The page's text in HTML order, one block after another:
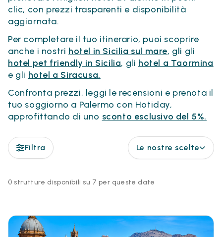
clic, con prezzi trasparenti e disponibilità
aggiornata.
Per completare il tuo itinerario, puoi scoprire
anche i nostri hotel in Sicilia sul mare, gli gli
hotel pet friendly in Sicilia, gli hotel a Taormina
e gli hotel a Siracusa.
Confronta prezzi, leggi le recensioni e prenota il
tuo soggiorno a Palermo con Hotiday,
approfittando di uno sconto esclusivo del 5%.
Filtra Le nostre scelte
0 strutture disponibili su 7 per queste date